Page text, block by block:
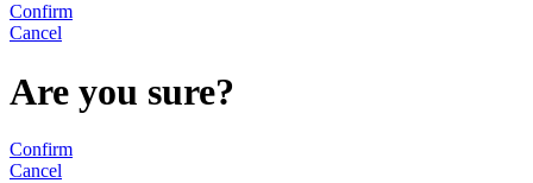
Confirm
Cancel
Are you sure?
Confirm
Cancel